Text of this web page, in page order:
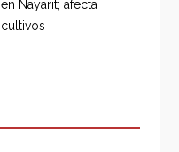
k
n
en Nayarit; afecta
cultivos